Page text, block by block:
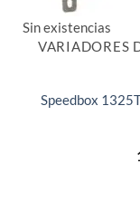
Sin existencias
VARIADORES
Speedbox